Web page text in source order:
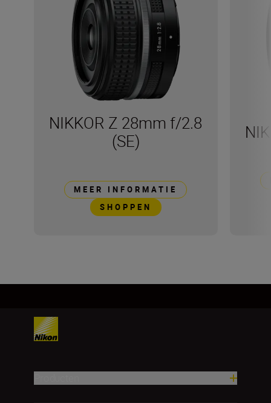
NIKKOR Z 28mm f/2.8
(SE)
MEER INFORMATIE
SHOPPEN